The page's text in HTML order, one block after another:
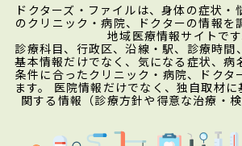
ドクターズ・ファイルは、身体の症状・
のクリニック・病院、ドクターの情報を
地域医療情報サイトです
診療科目、行政区、沿線・駅、診療時間
基本情報だけでなく、気になる症状、病
条件に合ったクリニック・病院、ドクタ
ます。 医院情報だけでなく、独自取材に
関する情報（診療方針や得意な治療・検